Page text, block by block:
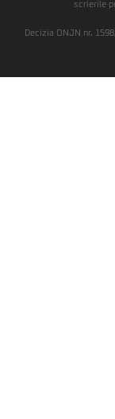
scrierile
Decizia ONJN nr.